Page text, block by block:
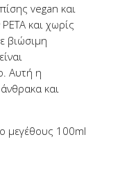
vegan και
και χωρίς
βιώσιμη
Αυτή η
και
μεγέθους 100ml